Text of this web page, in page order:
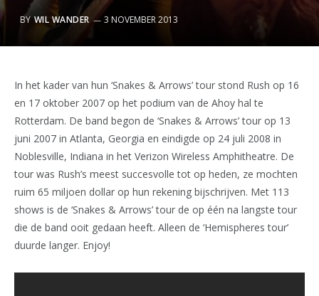
BY WIL WANDER 3 NOVEMBER 2013
In het kader van hun ‘Snakes & Arrows’ tour stond Rush op 16
en 17 oktober 2007 op het podium van de Ahoy hal te
Rotterdam. De band begon de ‘Snakes & Arrows’ tour op 13
juni 2007 in Atlanta, Georgia en eindigde op 24 juli 2008 in
Noblesville, Indiana in het Verizon Wireless Amphitheatre. De
tour was Rush’s meest succesvolle tot op heden, ze mochten
ruim 65 miljoen dollar op hun rekening bijschrijven. Met 113
shows is de ‘Snakes & Arrows’ tour de op één na langste tour
die de band ooit gedaan heeft. Alleen de ‘Hemispheres tour’
duurde langer. Enjoy!